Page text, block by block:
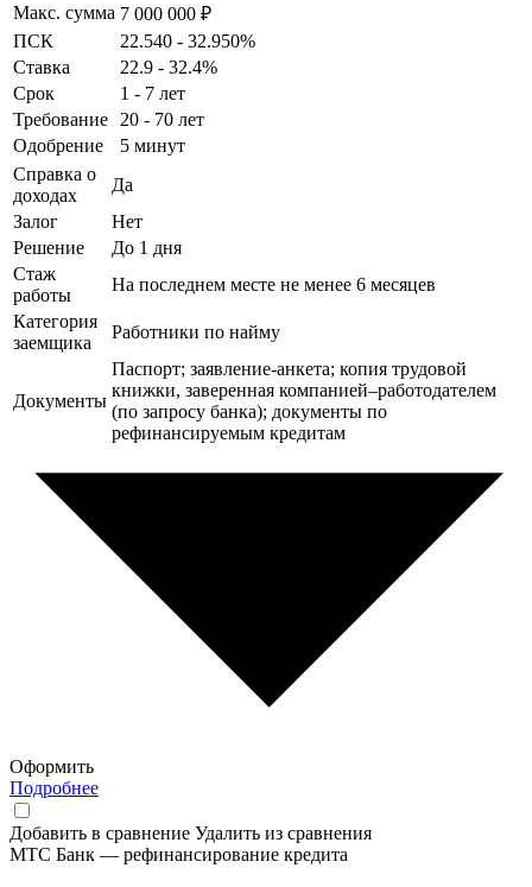
Макс. сумма 7 000 000 ₽
ПСК
22.540 - 32.950%
Ставка
22.9 - 32.4%
Срок
1 - 7 лет
Требование
20 - 70 лет
Одобрение
5 минут
Справка о
доходах
Да
Залог
Нет
Решение
До 1 дня
Стаж
работы
На последнем месте не менее 6 месяцев
Категория
заемщика
Работники по найму
Документы
Паспорт; заявление-анкета; копия трудовой
книжки, заверенная компанией–работодателем
(по запросу банка); документы по
рефинансируемым кредитам
Оформить
Подробнее
Добавить в сравнение Удалить из сравнения
МТС Банк — рефинансирование кредита